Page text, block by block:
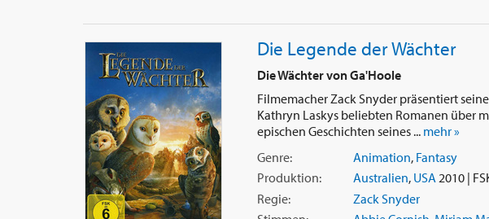
Die Legende der Wächter
Die Wächter von Ga'Hoole
Filmemacher Zack Snyder präsentiert
Kathryn Laskys beliebten Romanen über
epischen Geschichten seines ... mehr »
Genre:
Animation, Fantasy
Produktion:
Australien, USA2010 |
Regie:
Zack Snyder